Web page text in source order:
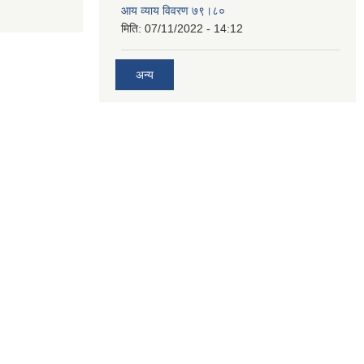
आय व्याय विवरण ७९।८०
मिति: 07/11/2022 - 14:12
अन्य